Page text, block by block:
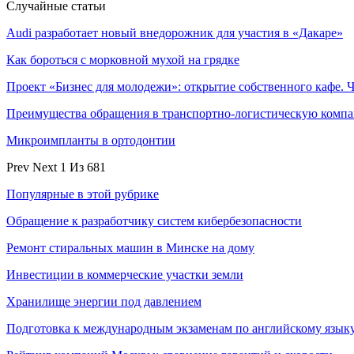
Случайные статьи
Audi разработает новый внедорожник для участия в «Дакаре»
Как бороться с морковной мухой на грядке
Проект «Бизнес для молодежи»: открытие собственного кафе.
Преимущества обращения в транспортно-логистическую
Микроимпланты в ортодонтии
Prev Next 1 Из 681
Популярные в этой рубрике
Обращение к разработчику систем кибербезопасности
Ремонт стиральных машин в Минске на дому
Инвестиции в коммерческие участки земли
Хранилище энергии под давлением
Подготовка к международным экзаменам по английскому